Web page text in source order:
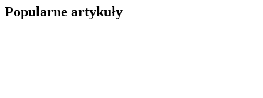
Popularne artykuły